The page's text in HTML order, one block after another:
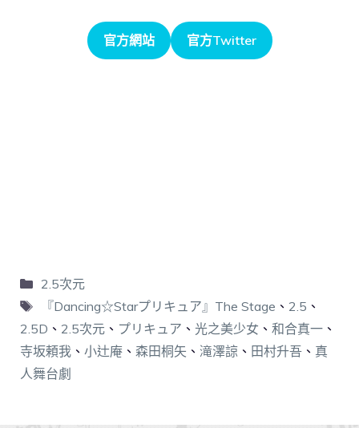
官方網站 官方Twitter
2.5次元
『Dancing☆Starプリキュア』The Stage 、 2.5 、
2.5D 、 2.5次元 、 プリキュア 、 光之美少女 、 和合真一 、
寺坂頼我 、 小辻庵 、 森田桐矢 、 滝澤諒 、 田村升吾 、 真
人舞台劇